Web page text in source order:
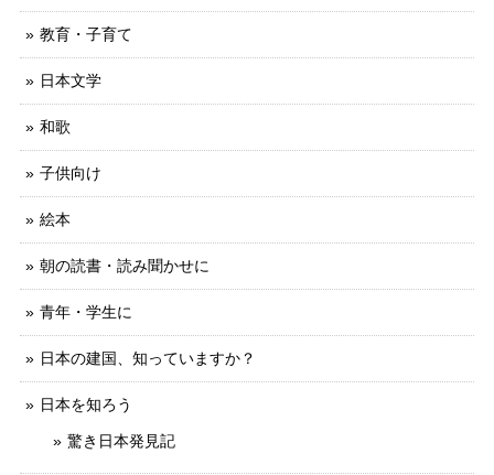
教育・子育て
日本文学
和歌
子供向け
絵本
朝の読書・読み聞かせに
青年・学生に
日本の建国、知っていますか？
日本を知ろう
驚き日本発見記